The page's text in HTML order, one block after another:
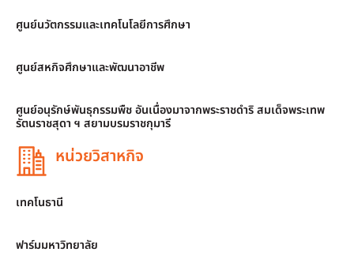
ศูนย์นวัตกรรมและเทคโนโลยีการศึกษา
ศูนย์สหกิจศึกษาและพัฒนาอาชีพ
ศูนย์อนุรักษ์พันธุกรรมพืช อันเนื่องมาจากพระราชดำริ สมเด็จพระเทพ
รัตนราชสุดา ฯ สยามบรมราชกุมารี
หน่วยวิสาหกิจ
เทคโนธานี
ฟาร์มมหาวิทยาลัย